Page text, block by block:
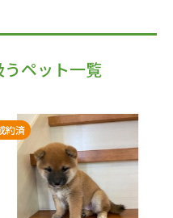
ペット一覧
約済